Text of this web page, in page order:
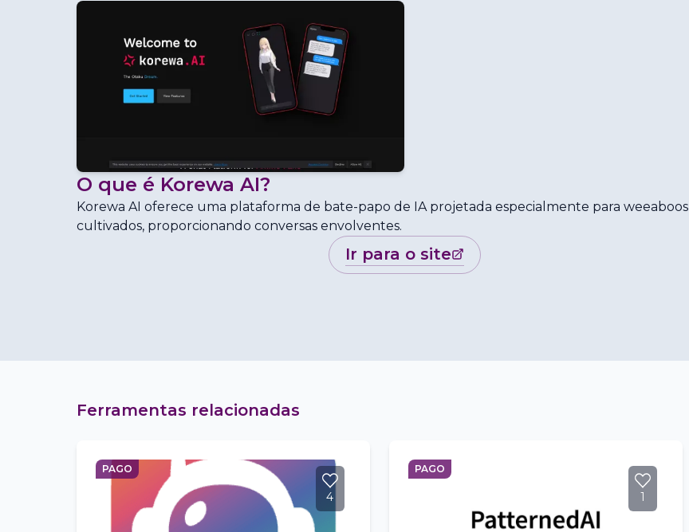
O que é Korewa AI?
Korewa AI oferece uma plataforma de bate-papo de IA projetada especialmente para weeaboos
cultivados, proporcionando conversas envolventes.
ir para o site
Ferramentas relacionadas
PAGO
4
PAGO
1